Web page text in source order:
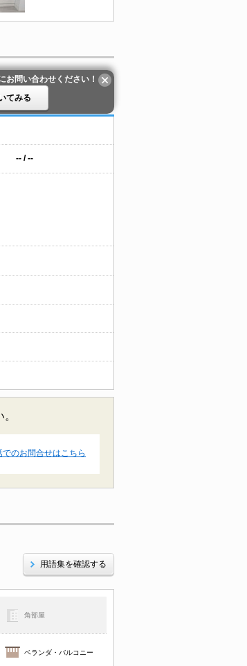
お問い合わせください！
てみる
-- / --
でのお問合せはこちら
用語集を確認する
角部屋
ベランダ・バルコニー